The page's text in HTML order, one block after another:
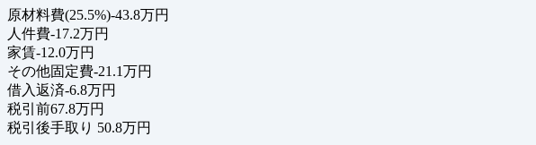
原材料費(25.5%)-43.8万円
人件費-17.2万円
家賃-12.0万円
その他固定費-21.1万円
借入返済-6.8万円
税引前67.8万円
税引後手取り 50.8万円